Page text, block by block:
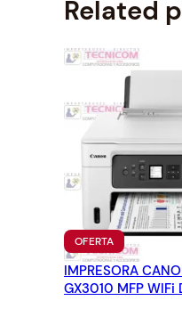
Related
OFERTAPRODUCTO
EN
OFERTA
IMPRESORA
GX3010 MFP WIFi